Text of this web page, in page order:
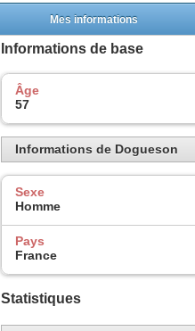
Mes informations
Informations de base
Âge
57
Informations de Dogueson
Sexe
Homme
Pays
France
Statistiques